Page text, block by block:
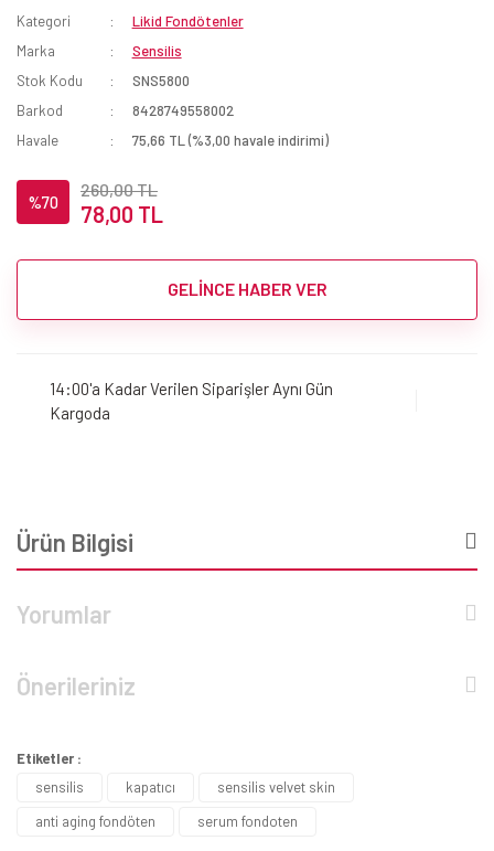
Kategori
Likid Fondötenler
Marka
Sensilis
Stok Kodu
SNS5800
Barkod
8428749558002
Havale
75,66 TL (%3,00 havale indirimi)
%70
260,00 TL
78,00 TL
GELİNCE HABER VER
14:00'a Kadar Verilen Siparişler Aynı Gün
Kargoda
Ürün Bilgisi
Yorumlar
Önerileriniz
Etiketler :
sensilis
kapatıcı
sensilis velvet skin
anti aging fondöten
serum fondoten